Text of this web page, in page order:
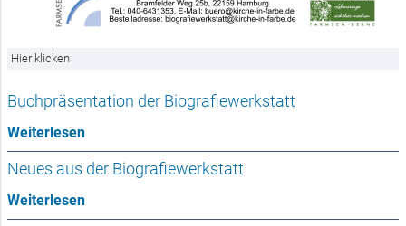
Hier klicken
Buchpräsentation der Biografiewerkstatt
Weiterlesen
Neues aus der Biografiewerkstatt
Weiterlesen